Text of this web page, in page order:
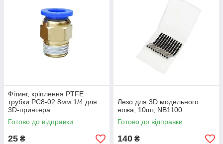
Фітинг, кріплення PTFE
трубки PC8-02 8мм 1/4 для
3D-принтера
Готово до відправки
25 ₴
Лезо для 3D модельного
ножа, 10шт, NB1100
Готово до відправки
140 ₴